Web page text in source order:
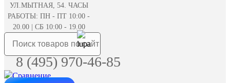
УЛ.МЫТНАЯ, 54. ЧАСЫ
РАБОТЫ: ПН - ПТ 10:00 -
20.00 | СБ 10:00 - 19.00
8 (495) 970-46-85